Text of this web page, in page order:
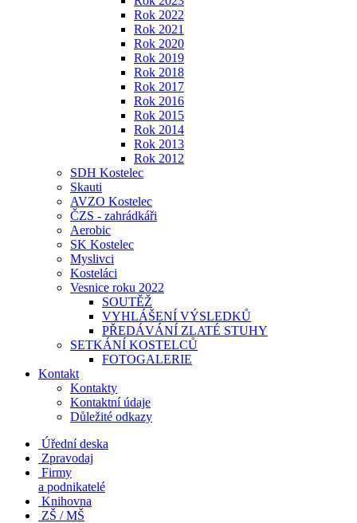
Rok 2022
Rok 2021
Rok 2020
Rok 2019
Rok 2018
Rok 2017
Rok 2016
Rok 2015
Rok 2014
Rok 2013
Rok 2012
SDH Kostelec
Skauti
AVZO Kostelec
ČZS - zahrádkáři
Aerobic
SK Kostelec
Myslivci
Kosteláci
Vesnice roku 2022
SOUTĚŽ
VYHLÁŠENÍ VÝSLEDKŮ
PŘEDÁVÁNÍ ZLATÉ STUHY
SETKÁNÍ KOSTELCŮ
FOTOGALERIE
Kontakt
Kontakty
Kontaktní údaje
Důležité odkazy
Úřední deska
Zpravodaj
Firmy
a podnikatelé
Knihovna
ZŠ / MŠ